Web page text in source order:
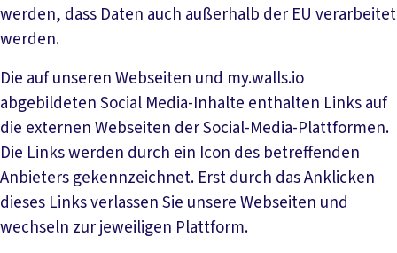
werden, dass Daten auch außerhalb der EU verarbeitet
werden.
Die auf unseren Webseiten und my.walls.io
abgebildeten Social Media-Inhalte enthalten Links auf
die externen Webseiten der Social-Media-Plattformen.
Die Links werden durch ein Icon des betreffenden
Anbieters gekennzeichnet. Erst durch das Anklicken
dieses Links verlassen Sie unsere Webseiten und
wechseln zur jeweiligen Plattform.